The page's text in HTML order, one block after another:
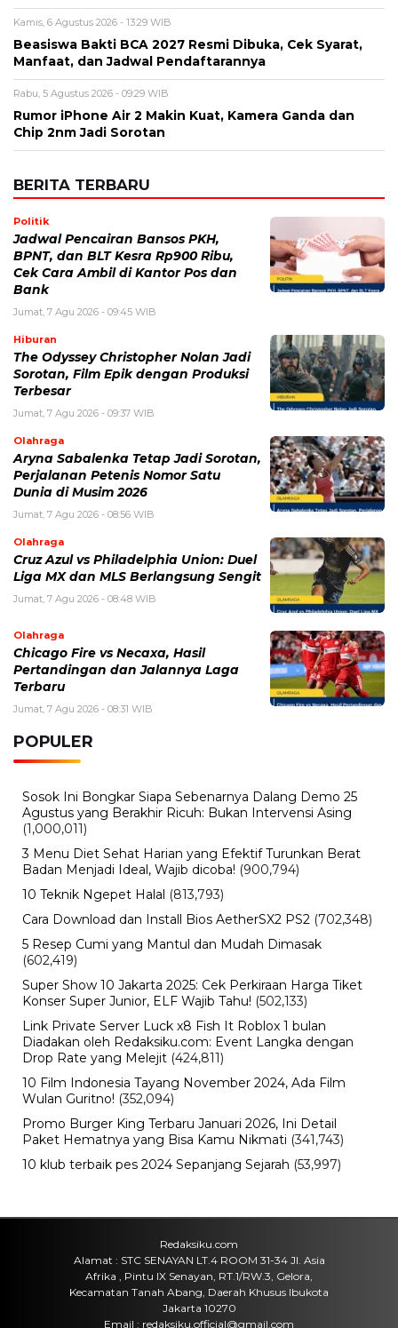
Kamis, 6 Agustus 2026 - 13:29 WIB
Beasiswa Bakti BCA 2027 Resmi Dibuka, Cek Syarat,
Manfaat, dan Jadwal Pendaftarannya
Rabu, 5 Agustus 2026 - 09:29 WIB
Rumor iPhone Air 2 Makin Kuat, Kamera Ganda dan
Chip 2nm Jadi Sorotan
BERITA TERBARU
Politik
Jadwal Pencairan Bansos PKH,
BPNT, dan BLT Kesra Rp900 Ribu,
Cek Cara Ambil di Kantor Pos dan
Bank
Jumat, 7 Agu 2026 - 09:45 WIB
Hiburan
The Odyssey Christopher Nolan Jadi
Sorotan, Film Epik dengan Produksi
Terbesar
Jumat, 7 Agu 2026 - 09:37 WIB
Olahraga
Aryna Sabalenka Tetap Jadi Sorotan,
Perjalanan Petenis Nomor Satu
Dunia di Musim 2026
Jumat, 7 Agu 2026 - 08:56 WIB
Olahraga
Cruz Azul vs Philadelphia Union: Duel
Liga MX dan MLS Berlangsung Sengit
Jumat, 7 Agu 2026 - 08:48 WIB
Olahraga
Chicago Fire vs Necaxa, Hasil
Pertandingan dan Jalannya Laga
Terbaru
Jumat, 7 Agu 2026 - 08:31 WIB
POPULER
Sosok Ini Bongkar Siapa Sebenarnya Dalang Demo 25
Agustus yang Berakhir Ricuh: Bukan Intervensi Asing
(1,000,011)
3 Menu Diet Sehat Harian yang Efektif Turunkan Berat
Badan Menjadi Ideal, Wajib dicoba! (900,794)
10 Teknik Ngepet Halal (813,793)
Cara Download dan Install Bios AetherSX2 PS2 (702,348)
5 Resep Cumi yang Mantul dan Mudah Dimasak
(602,419)
Super Show 10 Jakarta 2025: Cek Perkiraan Harga Tiket
Konser Super Junior, ELF Wajib Tahu! (502,133)
Link Private Server Luck x8 Fish It Roblox 1 bulan
Diadakan oleh Redaksiku.com: Event Langka dengan
Drop Rate yang Melejit (424,811)
10 Film Indonesia Tayang November 2024, Ada Film
Wulan Guritno! (352,094)
Promo Burger King Terbaru Januari 2026, Ini Detail
Paket Hematnya yang Bisa Kamu Nikmati (341,743)
10 klub terbaik pes 2024 Sepanjang Sejarah (53,997)
Redaksiku.com
Alamat : STC SENAYAN LT.4 ROOM 31-34 Jl. Asia
Afrika , Pintu IX Senayan, RT.1/RW.3, Gelora,
Kecamatan Tanah Abang, Daerah Khusus Ibukota
Jakarta 10270
Email : redaksiku.official@gmail.com